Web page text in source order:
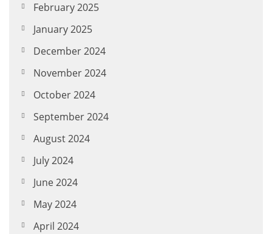
February 2025
January 2025
December 2024
November 2024
October 2024
September 2024
August 2024
July 2024
June 2024
May 2024
April 2024